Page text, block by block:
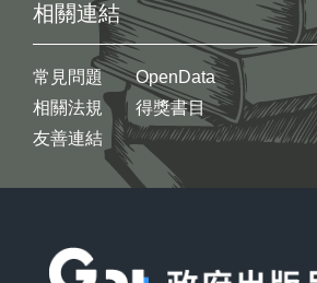
相關連結
常見問題
相關法規
友善連結
OpenData
得獎書目